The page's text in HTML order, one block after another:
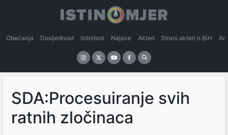
Obećanja Dosljednost Istinitost Najave Akteri Strani akteri o BiH
SDA:Procesuiranje svih
ratnih zločinaca